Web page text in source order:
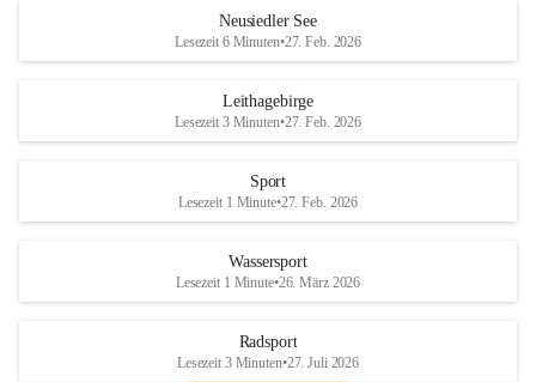
S
und den daraus folgenden wirtschaftlichen
Maßnahmen zur Bekämpfung
Rebe und der Amerikanischen
Anhang VBl. EU Nr. 18
1 Seite•1,4 MB
VBl. EU Nr. 18_2026
r
S
Neusiedler See
Lesezeit 6 Minuten•27. Feb. 2026
Leithagebirge
Lesezeit 3 Minuten•27. Feb. 2026
Sport
Lesezeit 1 Minute•27. Feb. 2026
Wassersport
Lesezeit 1 Minute•26. März 2026
Radsport
Lesezeit 3 Minuten•27. Juli 2026